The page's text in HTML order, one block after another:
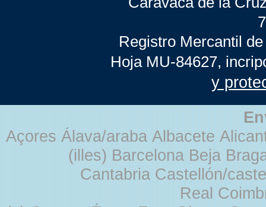
Registro Mercantil
Hoja MU-84627,
y
Açores Álava/araba Albacete
(illes) Barcelona Beja
Cantabria Castellón/
Real